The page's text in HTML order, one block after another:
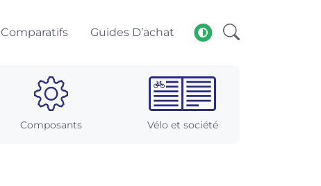
Comparatifs Guides D’achat
Composants Vélo et société